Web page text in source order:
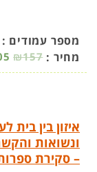
מספר עמודים :
מחיר : ₪157
איזון בין
ונשואות
– סקירת